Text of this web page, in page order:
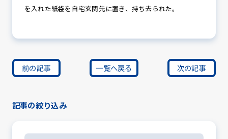
を入れた紙袋を自宅玄関先に置き、持ち去られた。
前の記事 一覧へ戻る 次の記事
記事の絞り込み